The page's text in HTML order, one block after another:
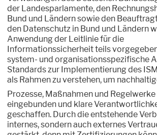
der Landesparlamente, den
Bund und Ländern sowie den
den Datenschutz in Bund und Ländern
Anwendung der Leitlinie für die
Informationssicherheit teils
system- und organisationsspezifische
Standards zur Implementierung des
als Rahmen zu verstehen, um
Prozesse, Maßnahmen und
eingebunden und klare
geschaffen. Durch die entstehende
internes, sondern auch externes